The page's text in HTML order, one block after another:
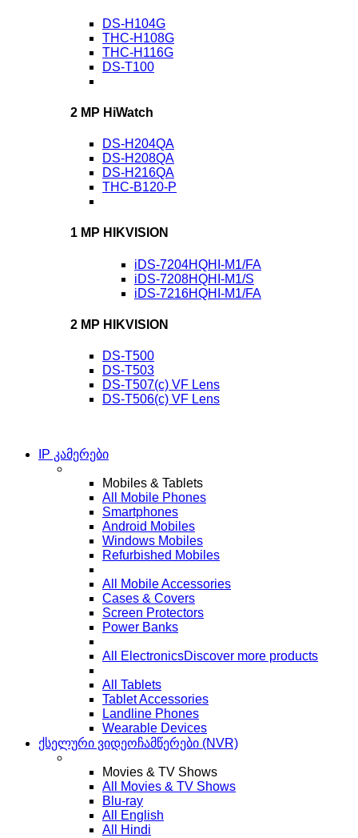
DS-H104G
THC-H108G
THC-H116G
DS-T100
2 MP HiWatch
DS-H204QA
DS-H208QA
DS-H216QA
THC-B120-P
1 MP HIKVISION
iDS-7204HQHI-M1/FA
iDS-7208HQHI-M1/S
iDS-7216HQHI-M1/FA
2 MP HIKVISION
DS-T500
DS-T503
DS-T507(c) VF Lens
DS-T506(c) VF Lens
IP კამერები
Mobiles & Tablets
All Mobile Phones
Smartphones
Android Mobiles
Windows Mobiles
Refurbished Mobiles
All Mobile Accessories
Cases & Covers
Screen Protectors
Power Banks
All ElectronicsDiscover more products
All Tablets
Tablet Accessories
Landline Phones
Wearable Devices
ქსელური ვიდეოჩამწერები (NVR)
Movies & TV Shows
All Movies & TV Shows
Blu-ray
All English
All Hindi